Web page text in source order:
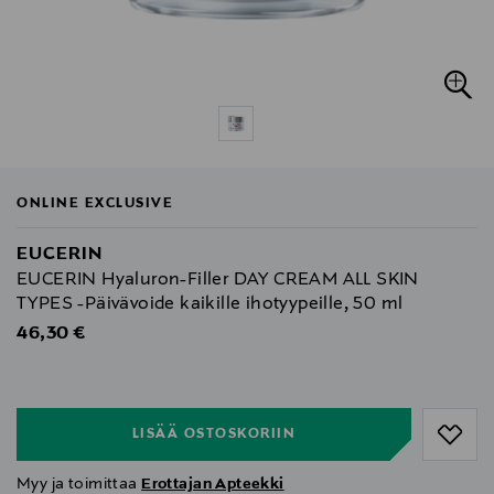
ONLINE EXCLUSIVE
EUCERIN
EUCERIN Hyaluron-Filler DAY CREAM ALL SKIN
TYPES -Päivävoide kaikille ihotyypeille, 50 ml
Original Price
46,30 €
LISÄÄ OSTOSKORIIN
Myy ja toimittaa Erottajan Apteekki